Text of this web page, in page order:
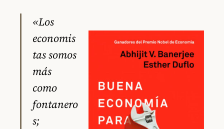
«Los
economis
tas somos
más
como
fontanero
s;